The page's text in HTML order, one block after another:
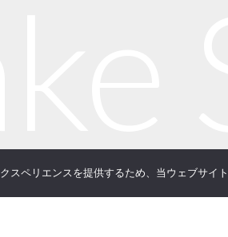
スペリエンスを提供するため、当ウェブサイ